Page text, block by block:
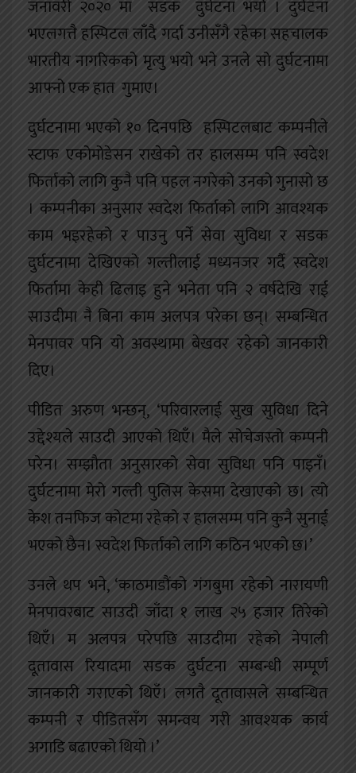
जनावरी २०२० मा सडक दुर्घटना भयो । दुर्घटना
भएलगत्तै हस्पिटल लाँदै गर्दा उनीसँगै रहेका सहचालक
भारतीय नागरिकको मृत्यु भयो भने उनले सो दुर्घटनामा
आफ्नो एक हात गुमाए।
दुर्घटनामा भएको १० दिनपछि हस्पिटलबाट कम्पनीले
स्टाफ एकोमोडेसन राखेको तर हालसम्म पनि स्वदेश
फिर्ताको लागि कुनै पनि पहल नगरेको उनको गुनासो छ
। कम्पनीका अनुसार स्वदेश फिर्ताको लागि आवश्यक
काम भइरहेको र पाउनु पर्ने सेवा सुविधा र सडक
दुर्घटनामा देखिएको गल्तीलाई मध्यनजर गर्दै स्वदेश
फिर्तामा केही ढिलाइ हुने भनेता पनि २ वर्षदेखि राई
साउदीमा नै बिना काम अलपत्र परेका छन्। सम्बन्धित
मेनपावर पनि यो अवस्थामा बेखवर रहेको जानकारी
दिए।
पीडित अरुण भन्छन्, ‘परिवारलाई सुख सुविधा दिने
उद्देश्यले साउदी आएको थिएँ। मैले सोचेजस्तो कम्पनी
परेन। सम्झौता अनुसारको सेवा सुविधा पनि पाइनँ।
दुर्घटनामा मेरो गल्ती पुलिस केसमा देखाएको छ। त्यो
केश तनफिज कोटमा रहेको र हालसम्म पनि कुनै सुनाई
भएको छैन। स्वदेश फिर्ताको लागि कठिन भएको छ।’
उनले थप भने, ‘काठमाडौंको गंगबुमा रहेको नारायणी
मेनपावरबाट साउदी जाँदा १ लाख २५ हजार तिरेको
थिएँ। म अलपत्र परेपछि साउदीमा रहेको नेपाली
दूतावास रियादमा सडक दुर्घटना सम्बन्धी सम्पूर्ण
जानकारी गराएको थिएँ। लगतै दूतावासले सम्बन्धित
कम्पनी र पीडितसँग समन्वय गरी आवश्यक कार्य
अगाडि बढाएको थियो ।’